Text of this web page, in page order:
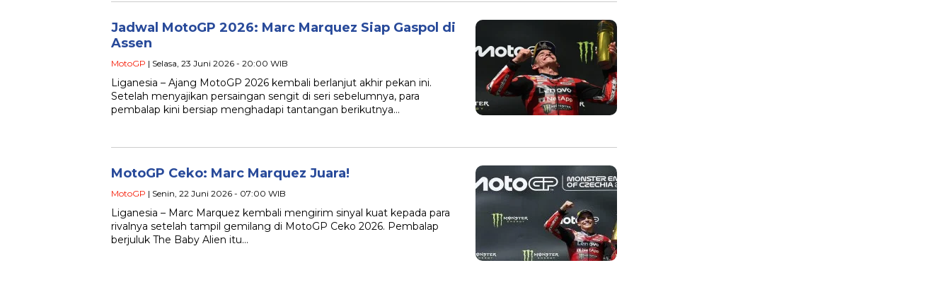
Jadwal MotoGP 2026: Marc Marquez Siap Gaspol di
Assen
MotoGP | Selasa, 23 Juni 2026 - 20:00 WIB
Liganesia – Ajang MotoGP 2026 kembali berlanjut akhir pekan ini.
Setelah menyajikan persaingan sengit di seri sebelumnya, para
pembalap kini bersiap menghadapi tantangan berikutnya…
MotoGP Ceko: Marc Marquez Juara!
MotoGP | Senin, 22 Juni 2026 - 07:00 WIB
Liganesia – Marc Marquez kembali mengirim sinyal kuat kepada para
rivalnya setelah tampil gemilang di MotoGP Ceko 2026. Pembalap
berjuluk The Baby Alien itu…